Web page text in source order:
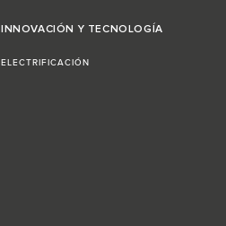
INNOVACIÓN Y TECNOLOGÍA
ELECTRIFICACIÓN